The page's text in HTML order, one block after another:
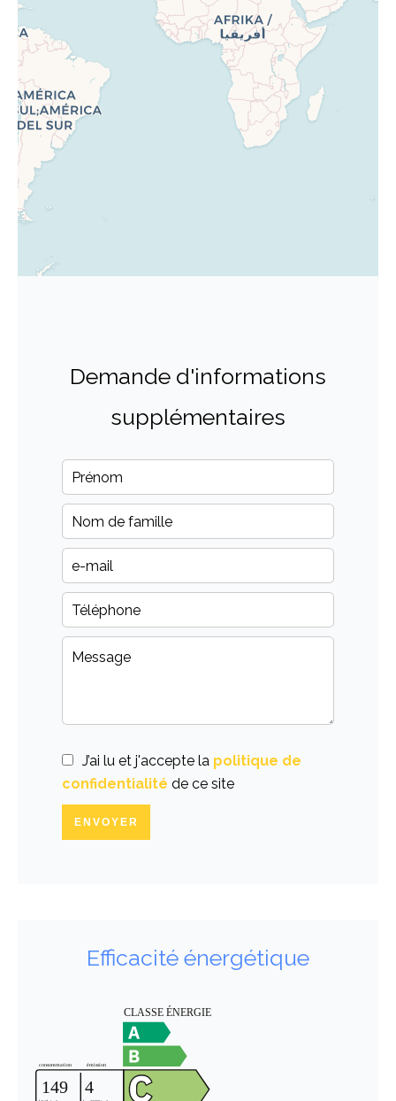
Demande d'informations
supplémentaires
J’ai lu et j'accepte la politique de
confidentialité de ce site
ENVOYER
Efficacité énergétique